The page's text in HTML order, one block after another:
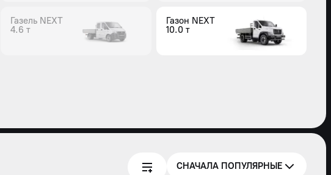
Газель NEXT
4.6 т
Газон NEXT
10.0 т
СНАЧАЛА ПОПУЛЯРНЫЕ